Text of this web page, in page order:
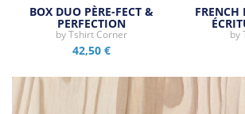
BOX DUO PÈRE-FECT &
PERFECTION
byTshirt Corner
42,50 €
FRENCH
by